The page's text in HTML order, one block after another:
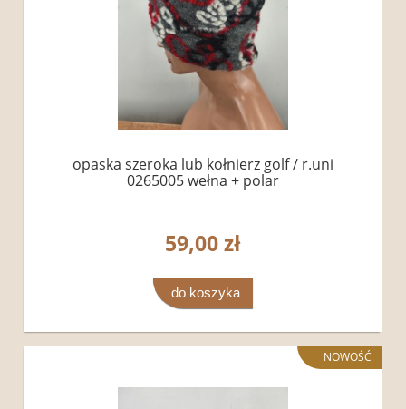
opaska szeroka lub kołnierz golf / r.uni
0265005 wełna + polar
59,00 zł
do koszyka
NOWOŚĆ